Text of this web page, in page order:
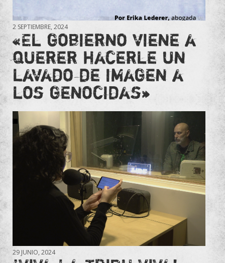
2 SEPTIEMBRE, 2024
«El gobierno viene a
querer hacerle un
lavado de imagen a
los genocidas»
29 JUNIO, 2024